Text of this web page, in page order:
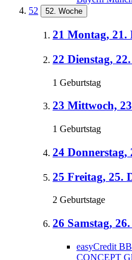
52
52. Woche
21 Montag, 21.
22 Dienstag,
1 Geburtstag
23 Mittwoch,
1 Geburtstag
24 Donnerstag,
25 Freitag, 25.
2 Geburtstage
26 Samstag,
easyCredit
CONCEPT